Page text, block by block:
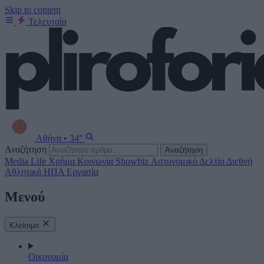
Skip to content
Τελευταία
Αθήνα • 34°
Αναζήτηση
Αναζήτηση
Media Life Χρήμα Κοινωνία Showbiz Αστυνομικό Δελτίο Διεθνή
Αθλητικά ΗΠΑ Εργασία
Μενού
Κλείσιμο
Οικονομία